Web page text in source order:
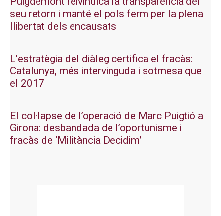
seu retorn i manté el pols ferm per la plena
llibertat dels encausats
L’estratègia del diàleg certifica el fracàs:
Catalunya, més intervinguda i sotmesa que
el 2017
El col·lapse de l’operació de Marc Puigtió a
Girona: desbandada de l’oportunisme i
fracàs de ‘Militància Decidim’